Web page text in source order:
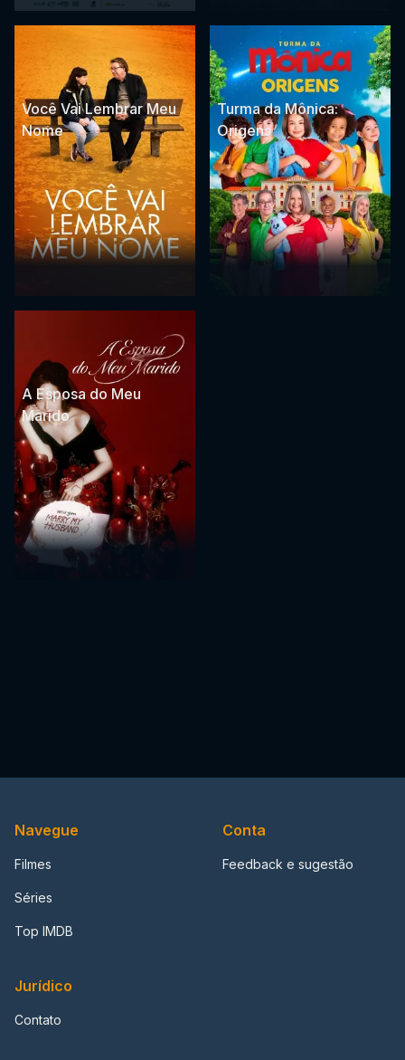
Você Vai Lembrar Meu
Nome
Turma da Mônica:
Origens
A Esposa do Meu
Marido
Navegue
Filmes
Séries
Top IMDB
Conta
Feedback e sugestão
Jurídico
Contato